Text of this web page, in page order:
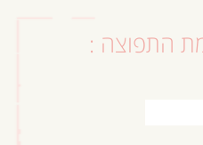
התפוצה :